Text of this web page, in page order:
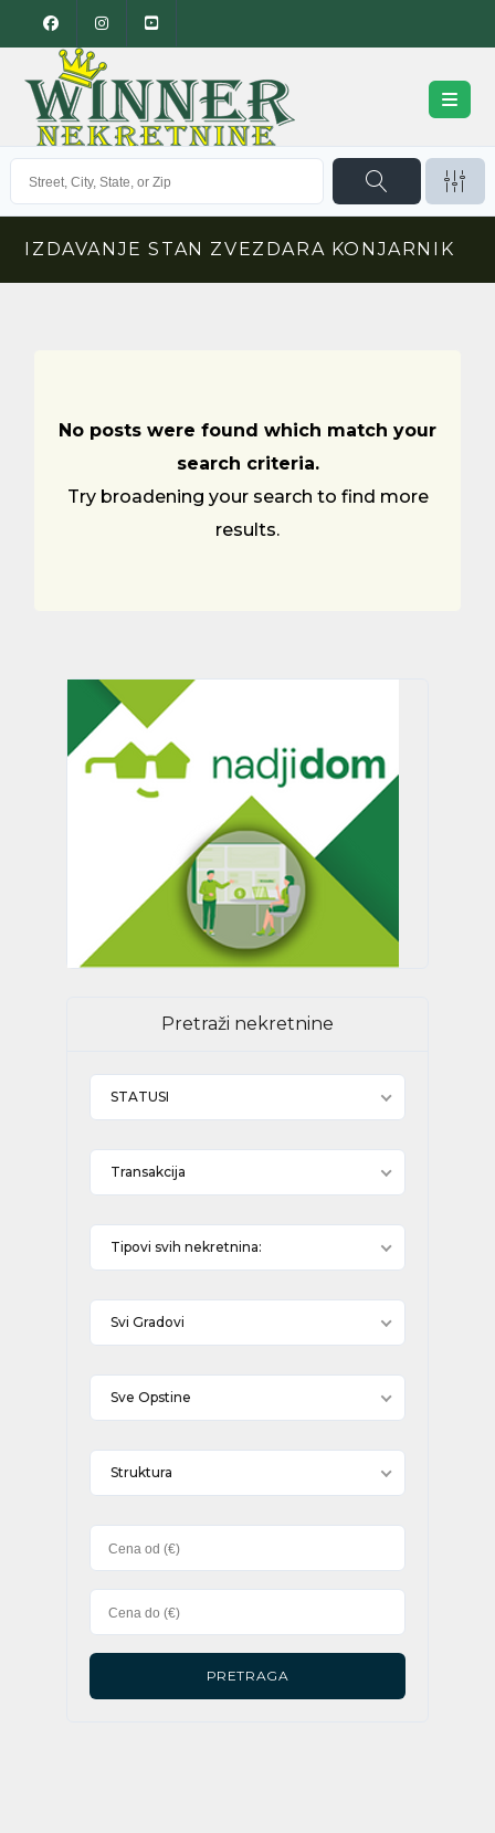
IZDAVANJE STAN ZVEZDARA KONJARNIK
No posts were found which match your
search criteria.
Try broadening your search to find more
results.
Pretraži nekretnine
STATUSI
Transakcija
Tipovi svih nekretnina:
Svi Gradovi
Sve Opstine
Struktura